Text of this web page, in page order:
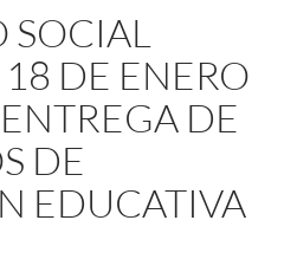
SOCIAL
DE ENERO
DE
DE
EDUCATIVA